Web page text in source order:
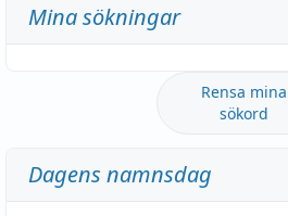
Mina sökningar
Rensa mina
sökord
Dagens namnsdag